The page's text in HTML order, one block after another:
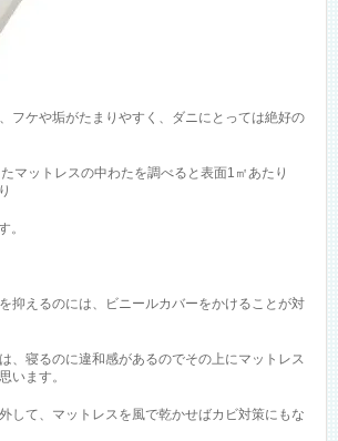
フケや垢がたまりやすく、ダニにとっては絶好の
マットレスの中わたを調べると表面1㎡あたり
。
抑えるのには、ビニールカバーをかけることが対
、寝るのに違和感があるのでその上にマットレス
います。
して、マットレスを風で乾かせばカビ対策にもな